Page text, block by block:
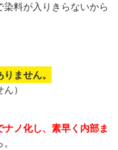
料が入りきらないから
ません。
）
ノ化し、素早く内部ま